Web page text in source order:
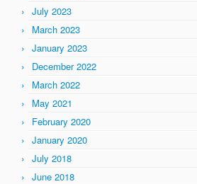
July 2023
March 2023
January 2023
December 2022
March 2022
May 2021
February 2020
January 2020
July 2018
June 2018